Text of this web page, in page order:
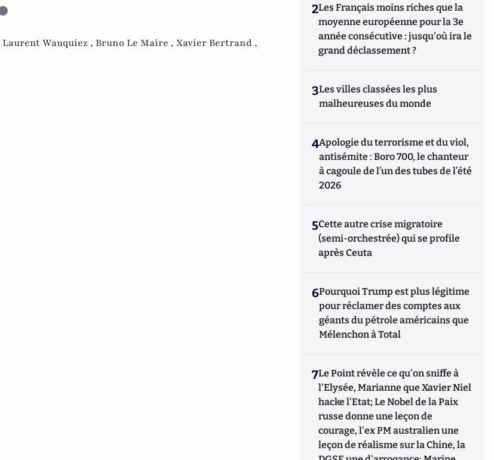
Laurent Wauquiez , Bruno Le Maire , Xavier Bertrand ,
2Les Français moins riches que la
moyenne européenne pour la 3e
année consécutive : jusqu'où ira le
grand déclassement ?
3Les villes classées les plus
malheureuses du monde
4Apologie du terrorisme et du viol,
antisémite : Boro 700, le chanteur
à cagoule de l’un des tubes de l’été
2026
5Cette autre crise migratoire
(semi-orchestrée) qui se profile
après Ceuta
6Pourquoi Trump est plus légitime
pour réclamer des comptes aux
géants du pétrole américains que
Mélenchon à Total
7Le Point révèle ce qu'on sniffe à
l'Elysée, Marianne que Xavier Niel
hacke l'Etat; Le Nobel de la Paix
russe donne une leçon de
courage, l'ex PM australien une
leçon de réalisme sur la Chine, la